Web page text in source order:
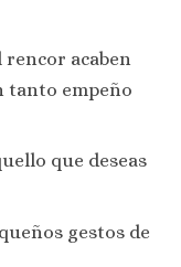
acaben
tanto empeño
que deseas
gestos de